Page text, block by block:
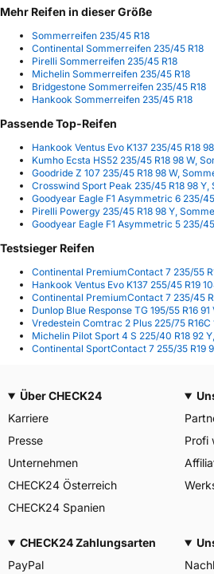
Mehr Reifen in dieser Größe
Sommerreifen 235/45 R18
Continental Sommerreifen 235/45 R18
Pirelli Sommerreifen 235/45 R18
Michelin Sommerreifen 235/45 R18
Bridgestone Sommerreifen 235/45 R18
Hankook Sommerreifen 235/45 R18
Passende Top-Reifen
Hankook Ventus Evo K137 235/45 R18
Kumho Ecsta HS52 235/45 R18 98 W,
Goodride Z 107 235/45 R18 98 W,
Crosswind Sport Peak 235/45 R18 98
Goodyear Eagle F1 Asymmetric 6 235/
Pirelli Powergy 235/45 R18 98 Y,
Goodyear Eagle F1 Asymmetric 5 235/
Testsieger Reifen
Continental PremiumContact 7 235/55
Hankook Ventus Evo K137 255/45 R19
Continental PremiumContact 7 235/45
Dunlop Blue Response TG 195/55 R16
Vredestein Comtrac 2 Plus 225/75 R16C
Michelin Pilot Sport 4 S 225/40 R18 92
Continental SportContact 7 255/35 R19
Über CHECK24
Karriere
Presse
Unternehmen
CHECK24 Österreich
CHECK24 Spanien
Profi
CHECK24 Zahlungsarten
PayPal